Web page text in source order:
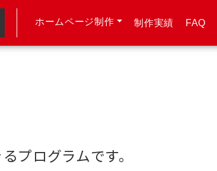
ホームページ制作 制作実績 FAQ
プログラムです。